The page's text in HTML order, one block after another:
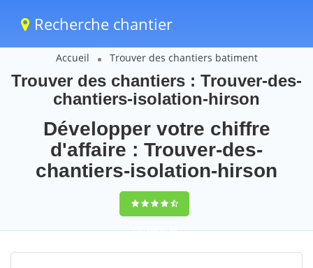
Recherche chantier
Accueil Trouver des chantiers batiment
Trouver des chantiers : Trouver-des-
chantiers-isolation-hirson
Développer votre chiffre
d'affaire : Trouver-des-
chantiers-isolation-hirson
9,5(100%)90
votes